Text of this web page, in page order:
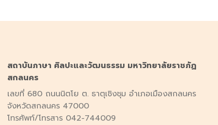
สถาบันภาษา ศิลปะและวัฒนธรรม มหาวิทยาลัยราชภัฏ
สกลนคร
เลขที่ 680 ถนนนิตโย ต. ธาตุเชิงชุม อำเภอเมืองสกลนคร
จังหวัดสกลนคร 47000
โทรศัพท์/โทรสาร 042-744009